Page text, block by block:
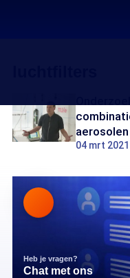
04 mrt 2021
Heb je vragen?
Chat met ons